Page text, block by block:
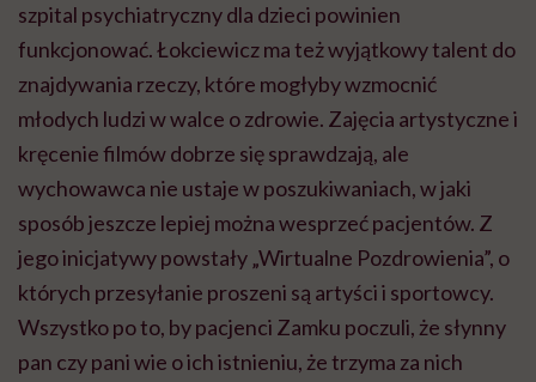
szpital psychiatryczny dla dzieci powinien
funkcjonować.Łokciewiczma też wyjątkowy talent do
znajdywania rzeczy, które mogłyby wzmocnić
młodych ludzi w walce o zdrowie. Zajęcia artystyczne i
kręcenie filmów dobrze się sprawdzają, ale
wychowawca nie ustaje w poszukiwaniach, w jaki
sposób jeszcze lepiej można wesprzeć pacjentów. Z
jego inicjatywy powstały „Wirtualne Pozdrowienia”, o
których przesyłanie proszeni są artyści i sportowcy.
Wszystko po to, by pacjenci Zamku poczuli, że słynny
pan czy pani wie o ich istnieniu, że trzyma za nich